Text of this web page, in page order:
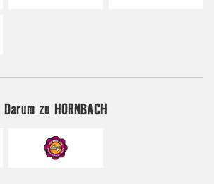
Darum zu HORNBACH